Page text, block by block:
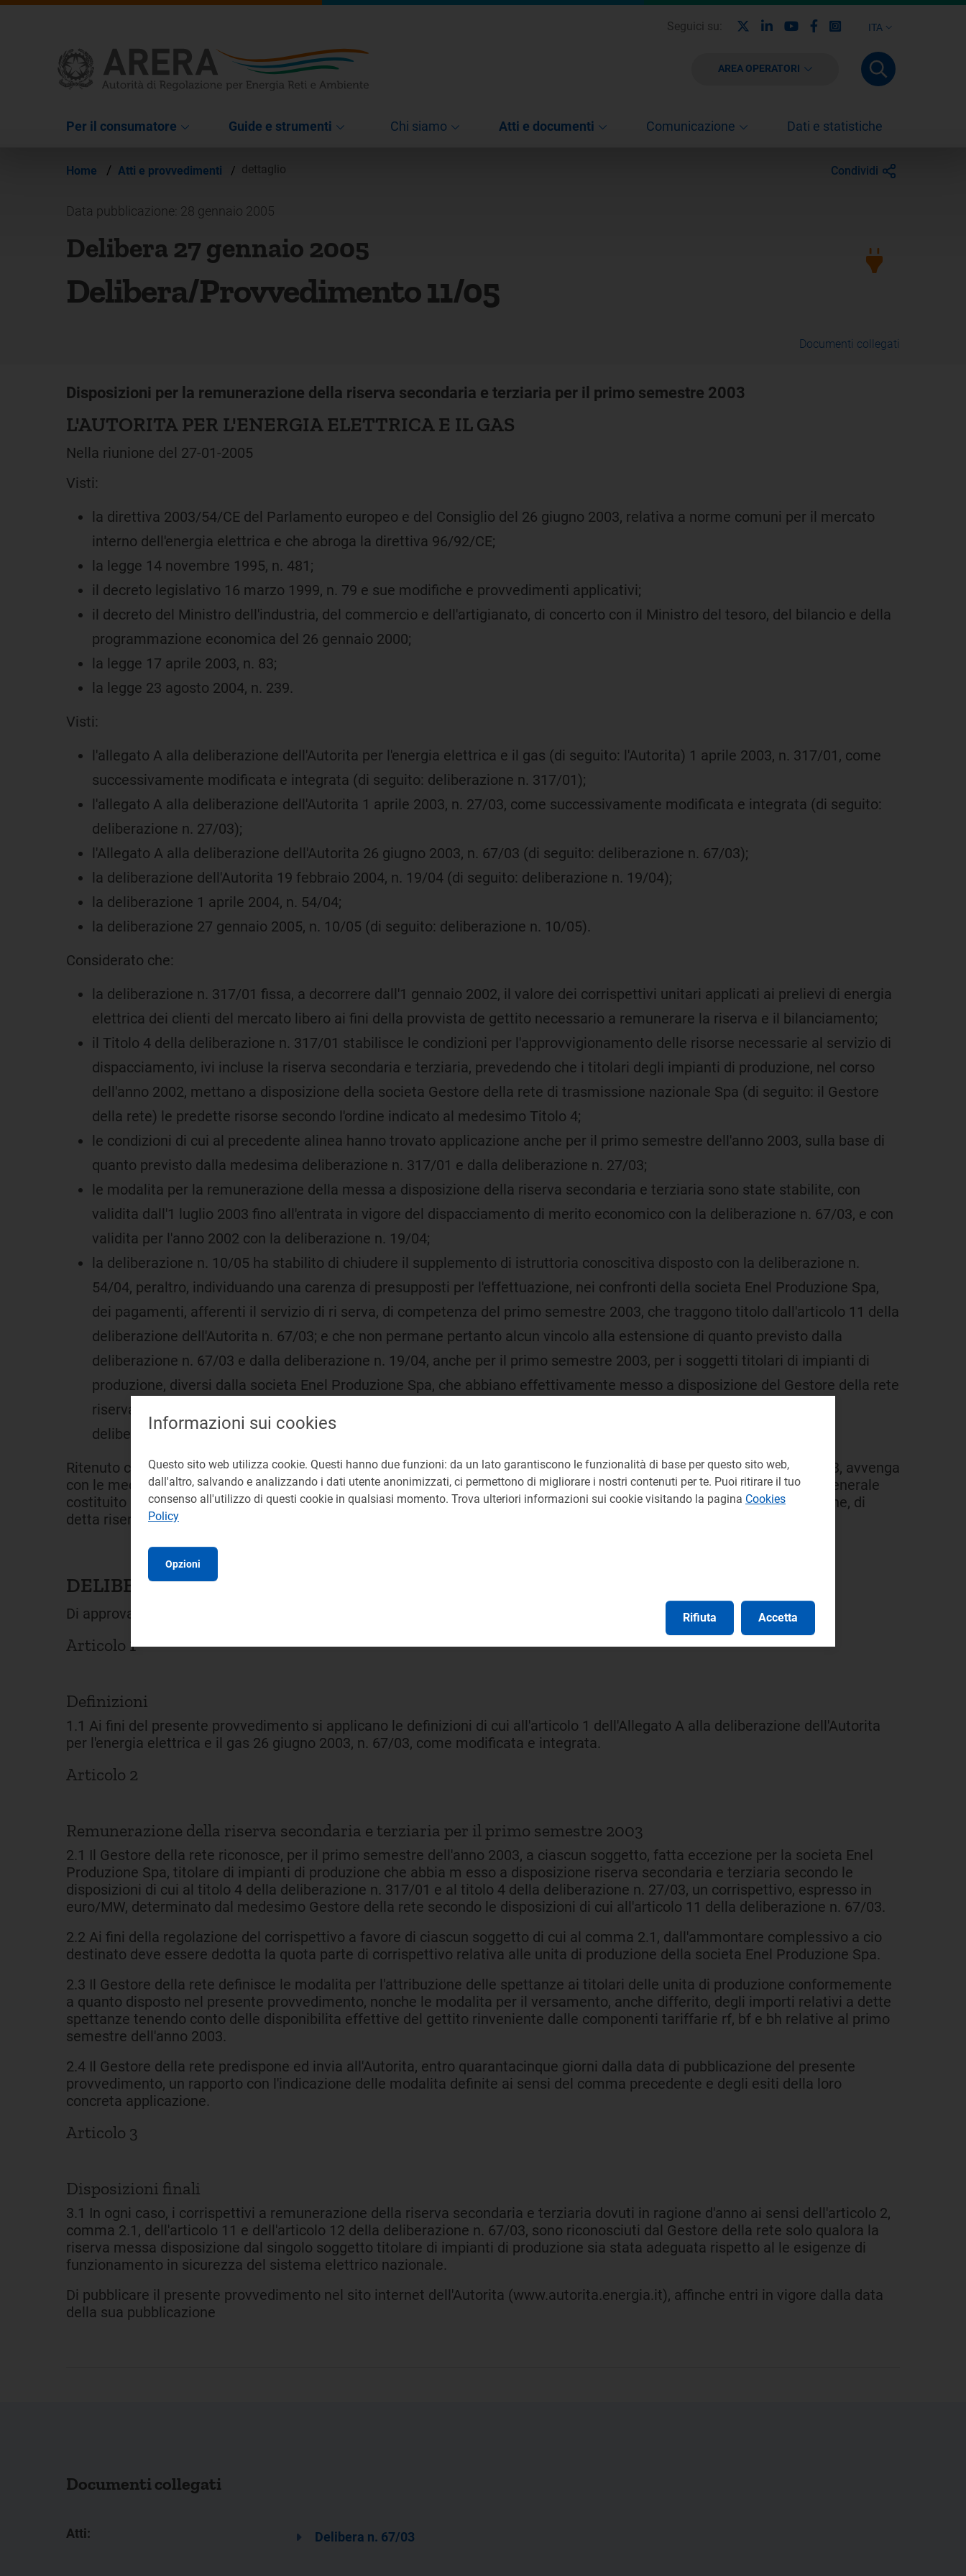
ITA
Seguici su: LinkedinYoutubeFacebook
Instagram
AREA OPERATORI
Per il consumatore Guide e strumenti Chi siamo Atti e documenti Comunicazione Dati e statistiche
Home / Atti e provvedimenti / dettaglio Condividi
Data pubblicazione: 28 gennaio 2005
Delibera 27 gennaio 2005
Delibera/Provvedimento 11/05
Documenti collegati
Disposizioni per la remunerazione della riserva secondaria e terziaria per il primo semestre 2003
L'AUTORITA PER L'ENERGIA ELETTRICA E IL GAS
Nella riunione del 27-01-2005
Visti:
la direttiva 2003/54/CE del Parlamento europeo e del Consiglio del 26 giugno 2003, relativa a norme comuni per il mercato
interno dell'energia elettrica e che abroga la direttiva 96/92/CE;
la legge 14 novembre 1995, n. 481;
il decreto legislativo 16 marzo 1999, n. 79 e sue modifiche e provvedimenti applicativi;
il decreto del Ministro dell'industria, del commercio e dell'artigianato, di concerto con il Ministro del tesoro, del bilancio e della
programmazione economica del 26 gennaio 2000;
la legge 17 aprile 2003, n. 83;
la legge 23 agosto 2004, n. 239.
Visti:
l'allegato A alla deliberazione dell'Autorita per l'energia elettrica e il gas (di seguito: l'Autorita) 1 aprile 2003, n. 317/01, come
successivamente modificata e integrata (di seguito: deliberazione n. 317/01);
l'allegato A alla deliberazione dell'Autorita 1 aprile 2003, n. 27/03, come successivamente modificata e integrata (di seguito:
deliberazione n. 27/03);
l'Allegato A alla deliberazione dell'Autorita 26 giugno 2003, n. 67/03 (di seguito: deliberazione n. 67/03);
la deliberazione dell'Autorita 19 febbraio 2004, n. 19/04 (di seguito: deliberazione n. 19/04);
la deliberazione 1 aprile 2004, n. 54/04;
la deliberazione 27 gennaio 2005, n. 10/05 (di seguito: deliberazione n. 10/05).
Considerato che:
la deliberazione n. 317/01 fissa, a decorrere dall'1 gennaio 2002, il valore dei corrispettivi unitari applicati ai prelievi di energia
elettrica dei clienti del mercato libero ai fini della provvista de gettito necessario a remunerare la riserva e il bilanciamento;
il Titolo 4 della deliberazione n. 317/01 stabilisce le condizioni per l'approvvigionamento delle risorse necessarie al servizio di
dispacciamento, ivi incluse la riserva secondaria e terziaria, prevedendo che i titolari degli impianti di produzione, nel corso
dell'anno 2002, mettano a disposizione della societa Gestore della rete di trasmissione nazionale Spa (di seguito: il Gestore
della rete) le predette risorse secondo l'ordine indicato al medesimo Titolo 4;
le condizioni di cui al precedente alinea hanno trovato applicazione anche per il primo semestre dell'anno 2003, sulla base di
quanto previsto dalla medesima deliberazione n. 317/01 e dalla deliberazione n. 27/03;
le modalita per la remunerazione della messa a disposizione della riserva secondaria e terziaria sono state stabilite, con
validita dall'1 luglio 2003 fino all'entrata in vigore del dispacciamento di merito economico con la deliberazione n. 67/03, e con
validita per l'anno 2002 con la deliberazione n. 19/04;
la deliberazione n. 10/05 ha stabilito di chiudere il supplemento di istruttoria conoscitiva disposto con la deliberazione n.
54/04, peraltro, individuando una carenza di presupposti per l'effettuazione, nei confronti della societa Enel Produzione Spa,
dei pagamenti, afferenti il servizio di ri serva, di competenza del primo semestre 2003, che traggono titolo dall'articolo 11 della
deliberazione dell'Autorita n. 67/03; e che non permane pertanto alcun vincolo alla estensione di quanto previsto dalla
deliberazione n. 67/03 e dalla deliberazione n. 19/04, anche per il primo semestre 2003, per i soggetti titolari di impianti di
produzione, diversi dalla societa Enel Produzione Spa, che abbiano effettivamente messo a disposizione del Gestore della rete
riserva secondaria e terziaria secondo le disposizioni di cui al titolo 4 della deliberazione n. 317/01 e al titolo 4 della
deliberazione n. 27/03.
Ritenuto che sia opportuno disporre che la remunerazione della riserva secondaria e terziaria, per il primo semestre 2003, avvenga
con le medesime modalita di cui all'articolo 11 della deliberazione n. 67/03, ferma restando la verifica del presupposto generale
costituito dalla messa a disposizione del Gestore della rete, da parte del singolo soggetto titolare di impianti di produzione, di
detta riserva in modo adeguato rispetto alle esigenze di funzionamento in sicurezza del sistema elettrico nazionale
DELIBERA
Di approvare il seguente provvedimento:
Articolo 1
Definizioni
1.1 Ai fini del presente provvedimento si applicano le definizioni di cui all'articolo 1 dell'Allegato A alla deliberazione dell'Autorita
per l'energia elettrica e il gas 26 giugno 2003, n. 67/03, come modificata e integrata.
Articolo 2
Remunerazione della riserva secondaria e terziaria per il primo semestre 2003
2.1 Il Gestore della rete riconosce, per il primo semestre dell'anno 2003, a ciascun soggetto, fatta eccezione per la societa Enel
Produzione Spa, titolare di impianti di produzione che abbia m esso a disposizione riserva secondaria e terziaria secondo le
disposizioni di cui al titolo 4 della deliberazione n. 317/01 e al titolo 4 della deliberazione n. 27/03, un corrispettivo, espresso in
euro/MW, determinato dal medesimo Gestore della rete secondo le disposizioni di cui all'articolo 11 della deliberazione n. 67/03.
2.2 Ai fini della regolazione del corrispettivo a favore di ciascun soggetto di cui al comma 2.1, dall'ammontare complessivo a cio
destinato deve essere dedotta la quota parte di corrispettivo relativa alle unita di produzione della societa Enel Produzione Spa.
2.3 Il Gestore della rete definisce le modalita per l'attribuzione delle spettanze ai titolari delle unita di produzione conformemente
a quanto disposto nel presente provvedimento, nonche le modalita per il versamento, anche differito, degli importi relativi a dette
spettanze tenendo conto delle disponibilita effettive del gettito rinveniente dalle componenti tariffarie rf, bf e bh relative al primo
semestre dell'anno 2003.
2.4 Il Gestore della rete predispone ed invia all'Autorita, entro quarantacinque giorni dalla data di pubblicazione del presente
provvedimento, un rapporto con l'indicazione delle modalita definite ai sensi del comma precedente e degli esiti della loro
concreta applicazione.
Articolo 3
Disposizioni finali
3.1 In ogni caso, i corrispettivi a remunerazione della riserva secondaria e terziaria dovuti in ragione d'anno ai sensi dell'articolo 2,
comma 2.1, dell'articolo 11 e dell'articolo 12 della deliberazione n. 67/03, sono riconosciuti dal Gestore della rete solo qualora la
riserva messa disposizione dal singolo soggetto titolare di impianti di produzione sia stata adeguata rispetto al le esigenze di
funzionamento in sicurezza del sistema elettrico nazionale.
Di pubblicare il presente provvedimento nel sito internet dell'Autorita (www.autorita.energia.it), affinche entri in vigore dalla data
della sua pubblicazione
Documenti collegati
Atti: Delibera n. 67/03
Informazioni sui cookies
Questo sito web utilizza cookie. Questi hanno due funzioni: da un lato garantiscono le funzionalità di base per questo sito web,
dall'altro, salvando e analizzando i dati utente anonimizzati, ci permettono di migliorare i nostri contenuti per te. Puoi ritirare il tuo
consenso all'utilizzo di questi cookie in qualsiasi momento. Trova ulteriori informazioni sui cookie visitando la pagina Cookies
Policy
Opzioni
Rifiuta Accetta